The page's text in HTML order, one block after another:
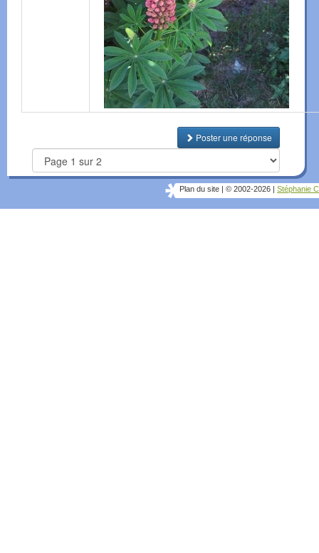
Poster une réponse
Plan du site © 2002-2026 Stéphanie C